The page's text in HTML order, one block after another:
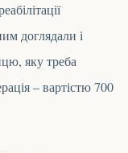
доглядали і
яку треба
–вартістю700